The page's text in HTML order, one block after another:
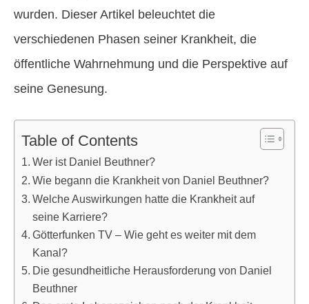
wurden. Dieser Artikel beleuchtet die
verschiedenen Phasen seiner Krankheit, die
öffentliche Wahrnehmung und die Perspektive auf
seine Genesung.
Table of Contents
Wer ist Daniel Beuthner?
Wie begann die Krankheit von Daniel Beuthner?
Welche Auswirkungen hatte die Krankheit auf
seine Karriere?
Götterfunken TV – Wie geht es weiter mit dem
Kanal?
Die gesundheitliche Herausforderung von Daniel
Beuthner